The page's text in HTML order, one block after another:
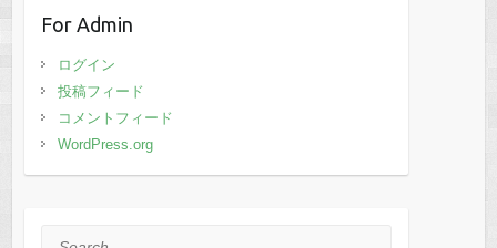
For Admin
ログイン
投稿フィード
コメントフィード
WordPress.org
Search